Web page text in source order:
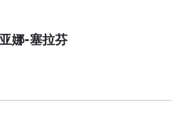
娜-塞拉芬